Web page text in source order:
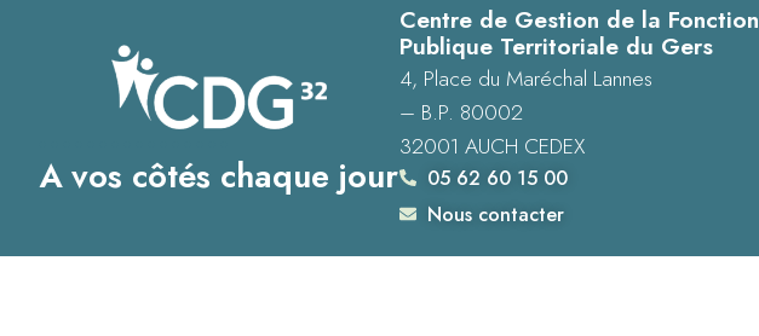
A vos côtés chaque jour
Centre de Gestion de la Fonction
Publique Territoriale du Gers
4, Place du Maréchal Lannes
– B.P. 80002
32001 AUCH CEDEX
05 62 60 15 00
Nous contacter